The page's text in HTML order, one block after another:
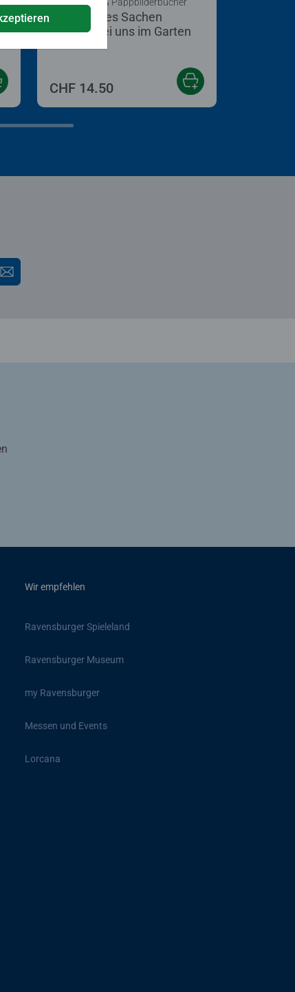
Mein großes Sachen
suchen: Bei uns im Garten
CHF 14.50
Wir empfehlen
Ravensburger Spieleland
Ravensburger Museum
my Ravensburger
Messen und Events
Lorcana